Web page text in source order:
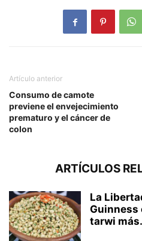
Artículo anterior
Consumo de camote
previene el envejecimiento
prematuro y el cáncer de
colon
ARTÍCULOS
La
Guinness
tarwi